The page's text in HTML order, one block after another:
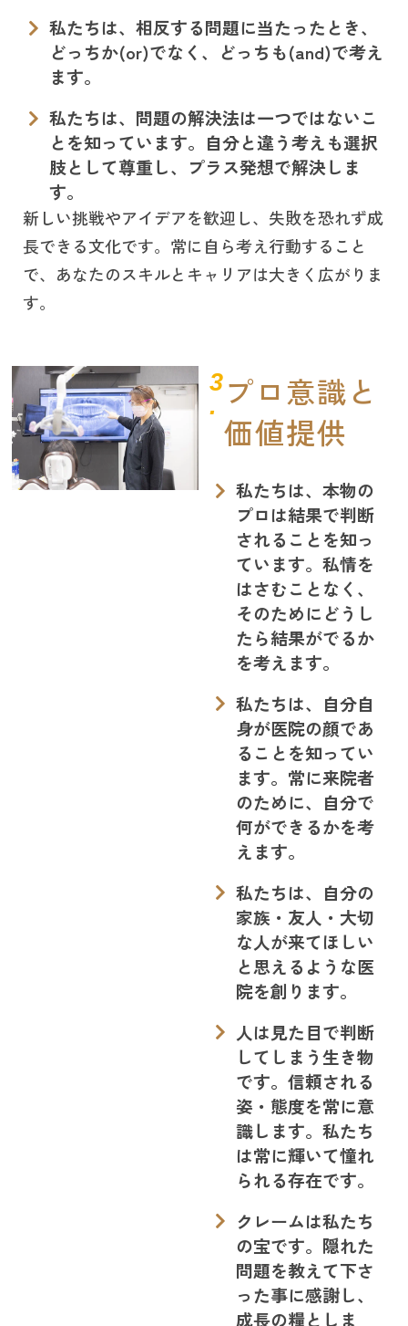
私たちは、相反する問題に当たったとき、
どっちか(or)でなく、どっちも(and)で考え
ます。
私たちは、問題の解決法は一つではないこ
とを知っています。自分と違う考えも選択
肢として尊重し、プラス発想で解決しま
す。
新しい挑戦やアイデアを歓迎し、失敗を恐れず成
長できる文化です。常に自ら考え行動すること
で、あなたのスキルとキャリアは大きく広がりま
す。
3
. プロ意識と
価値提供
私たちは、本物の
プロは結果で判断
されることを知っ
ています。私情を
はさむことなく、
そのためにどうし
たら結果がでるか
を考えます。
私たちは、自分自
身が医院の顔であ
ることを知ってい
ます。常に来院者
のために、自分で
何ができるかを考
えます。
私たちは、自分の
家族・友人・大切
な人が来てほしい
と思えるような医
院を創ります。
人は見た目で判断
してしまう生き物
です。信頼される
姿・態度を常に意
識します。私たち
は常に輝いて憧れ
られる存在です。
クレームは私たち
の宝です。隠れた
問題を教えて下さ
った事に感謝し、
成長の糧としま